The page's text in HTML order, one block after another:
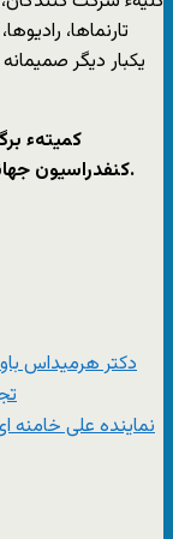
تارنماها،
یکبار دیگر
کمیتهء
کنفدراسیون جهانی محصلین و دانشجویان ایرانی (اتحادیه ملی).
دکتر هرمیداس
نماینده علی خامنه